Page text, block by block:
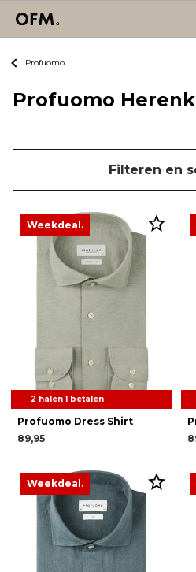
Profuomo
Profuomo
Filteren en
Weekdeal.
2 halen 1 betalen
Profuomo Dress Shirt
89,95
Weekdeal.